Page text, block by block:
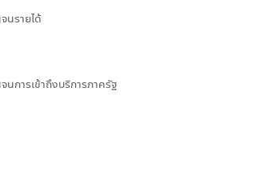
นรายได้
การเข้าถึงบริการภาครัฐ